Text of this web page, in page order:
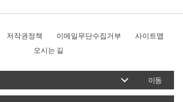
저작권정책 이메일무단수집거부
사이트맵
오시는 길
이동